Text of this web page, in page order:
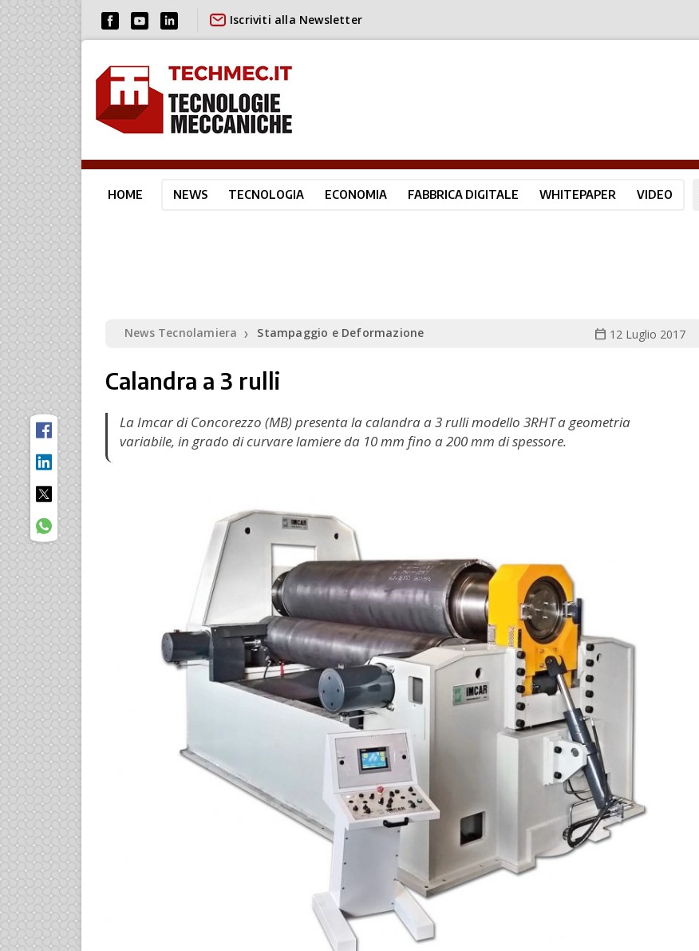
Iscriviti alla Newsletter
HOME NEWS TECNOLOGIA ECONOMIA FABBRICA DIGITALE WHITEPAPER VIDEO
News Tecnolamiera ❯ Stampaggio e Deformazione calendar_today 12 Luglio 2017
Calandra a 3 rulli
La Imcar di Concorezzo (MB) presenta la calandra a 3 rulli modello 3RHT a geometria
variabile, in grado di curvare lamiere da 10 mm fino a 200 mm di spessore.